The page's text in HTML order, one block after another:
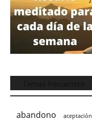
abandono aceptación